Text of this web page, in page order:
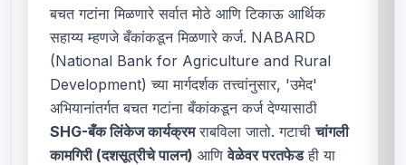
बचत गटांना मिळणारे सर्वात मोठे आणि टिकाऊ आर्थिक
सहाय्य म्हणजे बँकांकडून मिळणारे कर्ज. NABARD
(National Bank for Agriculture and Rural
Development) च्या मार्गदर्शक तत्त्वांनुसार, 'उमेद'
अभियानांतर्गत बचत गटांना बँकांकडून कर्ज देण्यासाठी
SHG-बँक लिंकेज कार्यक्रमराबविला जातो. गटाचीचांगली
कामगिरी (दशसूत्रीचे पालन) आणिवेळेवर परतफेडही या